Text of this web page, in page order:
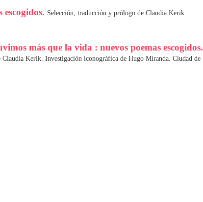
Selección, traducción y prólogo de Claudia Kerik.
más que la vida : nuevos poemas escogidos.
Kerik. Investigación iconográfica de Hugo Miranda. Ciudad de